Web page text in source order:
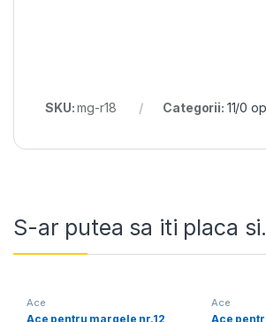
SKU:mg-r18 Categorii: 11/0
S-ar putea sa iti placa
Ace
Ace pentru margele nr.12
Ace
Ace